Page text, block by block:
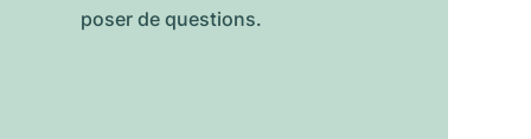
poser de questions.